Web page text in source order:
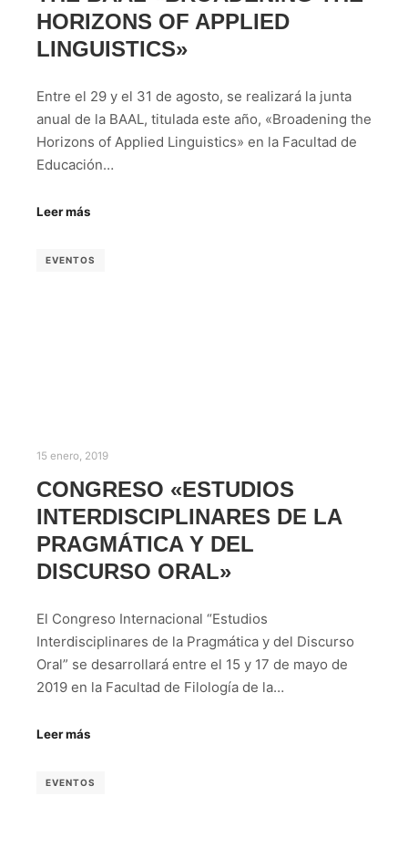
HORIZONS OF APPLIED
LINGUISTICS»
Entre el 29 y el 31 de agosto, se realizará la junta
anual de la BAAL, titulada este año, «Broadening the
Horizons of Applied Linguistics» en la Facultad de
Educación…
Leer más
EVENTOS
15 enero, 2019
CONGRESO «ESTUDIOS
INTERDISCIPLINARES DE LA
PRAGMÁTICA Y DEL
DISCURSO ORAL»
El Congreso Internacional “Estudios
Interdisciplinares de la Pragmática y del Discurso
Oral” se desarrollará entre el 15 y 17 de mayo de
2019 en la Facultad de Filología de la…
Leer más
EVENTOS